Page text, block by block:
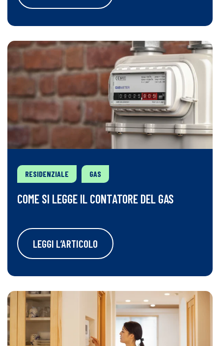
RESIDENZIALE GAS
COME SI LEGGE IL CONTATORE DEL GAS
LEGGI L’ARTICOLO